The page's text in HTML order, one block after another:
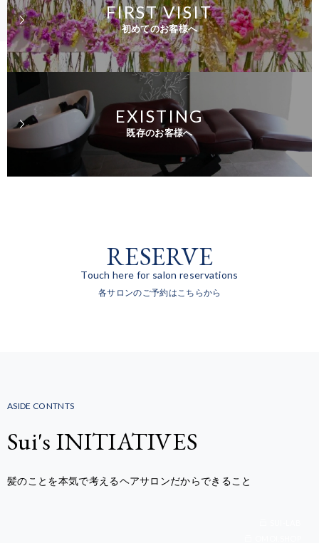
初めてのお客様へ
FIRST VISIT
既存のお客様へ
EXISTING
RESERVE
Touch here for salon reservations
各サロンのご予約はこちらから
ASIDE CONTNTS
Sui's INITIATIVES
髪のことを本気で考えるヘアサロンだからできること